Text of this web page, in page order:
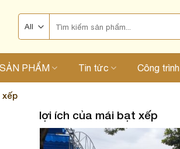
for:
SẢN PHẨM Tin tức Công trình
lợi ích của mái bạt xếp